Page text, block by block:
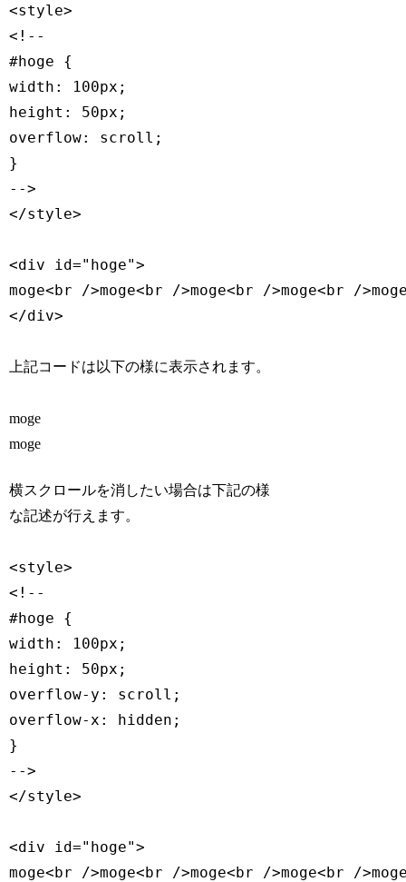
<style>
<!--
#hoge {
width: 100px;
height: 50px;
overflow: scroll;
}
-->
</style>
<div id="hoge">
moge<br />moge<br />moge<br />moge<br /
上記コードは以下の様に表示されます。
moge
moge
moge
moge
横スクロールを消したい場合は下記の様
な記述が行えます。
<style>
<!--
#hoge {
width: 100px;
height: 50px;
overflow-y: scroll;
overflow-x: hidden;
}
-->
</style>
<div id="hoge">
moge<br />moge<br />moge<br />moge<br /